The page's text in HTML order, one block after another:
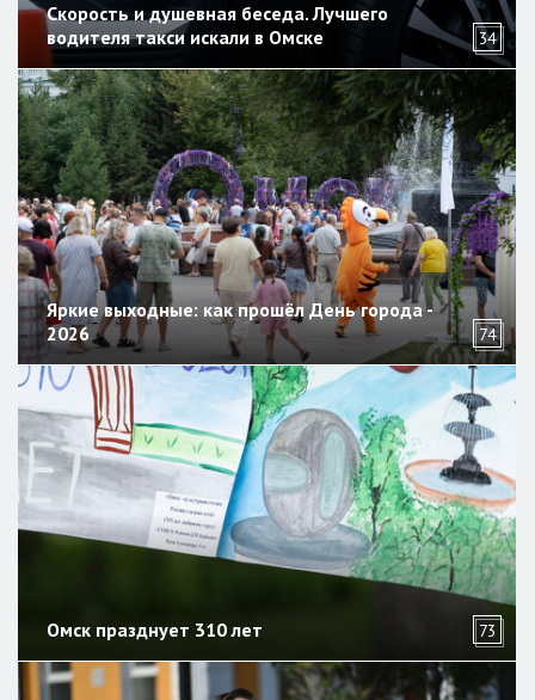
Скорость и душевная беседа. Лучшего
водителя такси искали в Омске
34
Яркие выходные: как прошёл День города -
2026
74
Омск празднует 310 лет 73